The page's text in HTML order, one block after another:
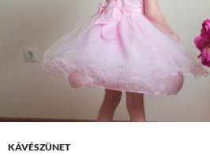
KÁVÉSZÜNET